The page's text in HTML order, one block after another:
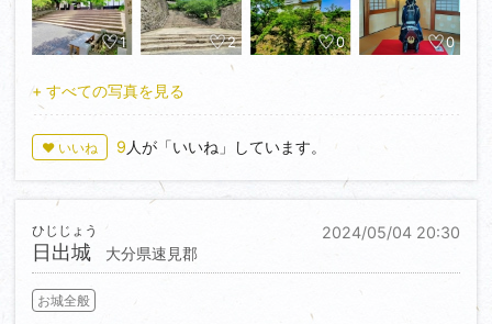
桜の季節はさぞ綺麗なんでしょうね＼(^o^)／
1 2 0 0
+ すべての写真を見る
♥ いいね 9人が「いいね」しています。
2024/05/04 20:30
日出城
ひじじょう
大分県速見郡
お城全般